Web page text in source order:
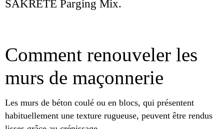
SAKRETE Parging Mix.
Comment renouveler les
murs de maçonnerie
Les murs de béton coulé ou en blocs, qui présentent
habituellement une texture rugueuse, peuvent être rendus